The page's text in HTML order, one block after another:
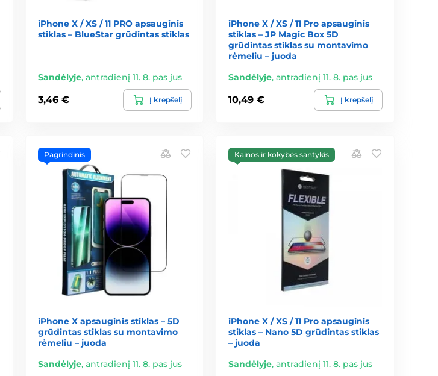
iPhone X / XS / 11 PRO apsauginis
stiklas – BlueStar grūdintas stiklas
Sandėlyje, antradienį 11. 8. pas jus
3,46 € Į krepšelį
iPhone X / XS / 11 Pro apsauginis
stiklas – JP Magic Box 5D
grūdintas stiklas su montavimo
rėmeliu – juoda
Sandėlyje,antradienį 11. 8. pas jus
10,49 € Į krepšelį
Pagrindinis
iPhone X apsauginis stiklas – 5D
grūdintas stiklas su montavimo
rėmeliu – juoda
Sandėlyje, antradienį 11. 8. pas jus
Kainos ir kokybės santykis
iPhone X / XS / 11 Pro apsauginis
stiklas – Nano 5D grūdintas stiklas
– juoda
Sandėlyje,antradienį 11. 8. pas jus